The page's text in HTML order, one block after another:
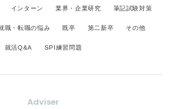
インターン 業界・企業研究 筆記試験対策
職・転職の悩み 既卒 第二新卒 その他
就活Q&A SPI練習問題
Adviser